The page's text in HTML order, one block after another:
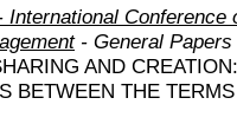
International
- General Papers
AND
BETWEEN THE TERMS